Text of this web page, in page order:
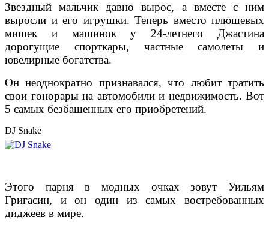
Звездный мальчик давно вырос, а вместе с ним
выросли и его игрушки. Теперь вместо плюшевых
мишек и машинок у 24-летнего Джастина
дорогущие спорткары, частные самолеты и
ювелирные богатства.
Он неоднократно признавался, что любит тратить
свои гонорары на автомобили и недвижимость. Вот
5 самых безбашенных его приобретений.
DJ Snake
Этого парня в модных очках зовут Уильям
Григасин, и он один из самых востребованных
диджеев в мире.